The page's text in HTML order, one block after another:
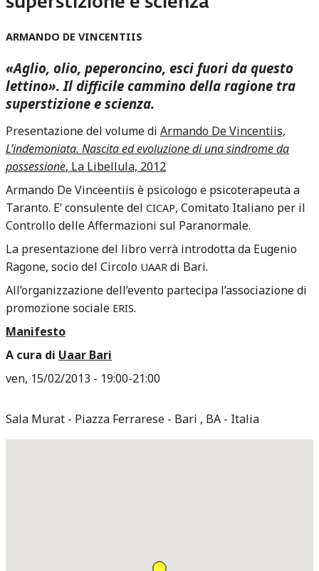
ARMANDO DE VINCENTIIS
«Aglio, olio, peperoncino, esci fuori da questo
lettino». Il difficile cammino della ragione tra
superstizione e scienza.
Presentazione del volume di Armando De Vincentiis,
L’indemoniata. Nascita ed evoluzione di una sindrome da
possessione, La Libellula, 2012
Armando De Vinceentiis è psicologo e psicoterapeuta a
Taranto. E’ consulente del CICAP, Comitato Italiano per il
Controllo delle Affermazioni sul Paranormale.
La presentazione del libro verrà introdotta da Eugenio
Ragone, socio del Circolo UAAR di Bari.
All’organizzazione dell’evento partecipa l’associazione di
promozione sociale ERIS.
Manifesto
A cura di Uaar Bari
ven, 15/02/2013 - 19:00-21:00
Sala Murat Piazza Ferrarese Bari , BA Italia